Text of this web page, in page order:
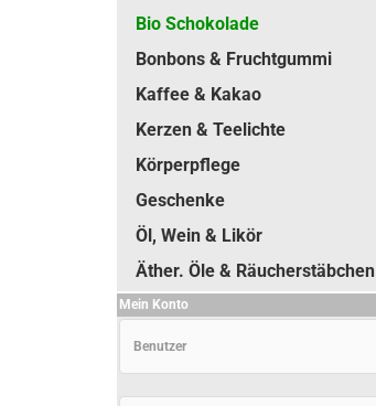
Bio Schokolade
Bonbons & Fruchtgummi
Kaffee & Kakao
Kerzen & Teelichte
Körperpflege
Geschenke
Öl, Wein & Likör
Äther. Öle & Räucherstäbchen
Mein Konto